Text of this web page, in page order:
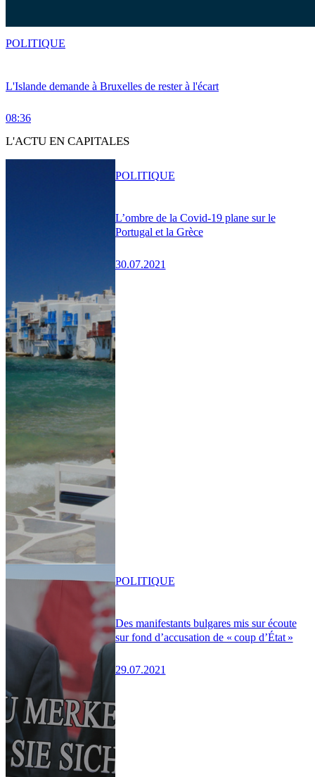
L'Islande demande à Bruxelles de rester à l'écart
08:36
POLITIQUE
L'ACTU EN CAPITALES
L’ombre de la Covid-19 plane sur le
Portugal et la Grèce
30.07.2021
POLITIQUE
Des manifestants bulgares mis sur écoute
sur fond d’accusation de « coup d’État »
29.07.2021
POLITIQUE